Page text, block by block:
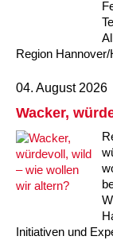
Region
04. August 2026
Wacker,
Initiativen und